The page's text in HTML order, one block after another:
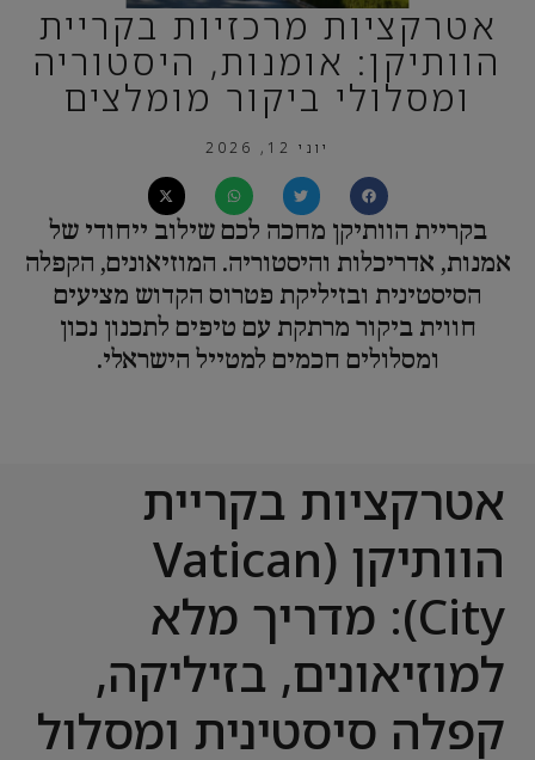
אטרקציות מרכזיות בקריית
הוותיקן: אומנות, היסטוריה
ומסלולי ביקור מומלצים
יוני 12, 2026
בקריית הוותיקן מחכה לכם שילוב ייחודי של
אמנות, אדריכלות והיסטוריה. המוזיאונים, הקפלה
הסיסטינית ובזיליקת פטרוס הקדוש מציעים
חווית ביקור מרתקת עם טיפים לתכנון נכון
ומסלולים חכמים למטייל הישראלי.
אטרקציות בקריית
הוותיקן (Vatican
City): מדריך מלא
למוזיאונים, בזיליקה,
קפלה סיסטינית ומסלול